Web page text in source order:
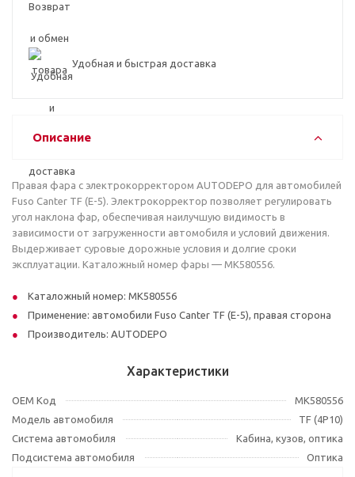
Удобная и быстрая доставка
Описание
Правая фара с электрокорректором AUTODEPO для автомобилей
Fuso Canter TF (E-5). Электрокорректор позволяет регулировать
угол наклона фар, обеспечивая наилучшую видимость в
зависимости от загруженности автомобиля и условий движения.
Выдерживает суровые дорожные условия и долгие сроки
эксплуатации. Каталожный номер фары — MK580556.
Каталожный номер: MK580556
Применение: автомобили Fuso Canter TF (E-5), правая сторона
Производитель: AUTODEPO
Характеристики
OEM Код
MK580556
Модель автомобиля
TF (4P10)
Система автомобиля
Кабина, кузов, оптика
Подсистема автомобиля
Оптика